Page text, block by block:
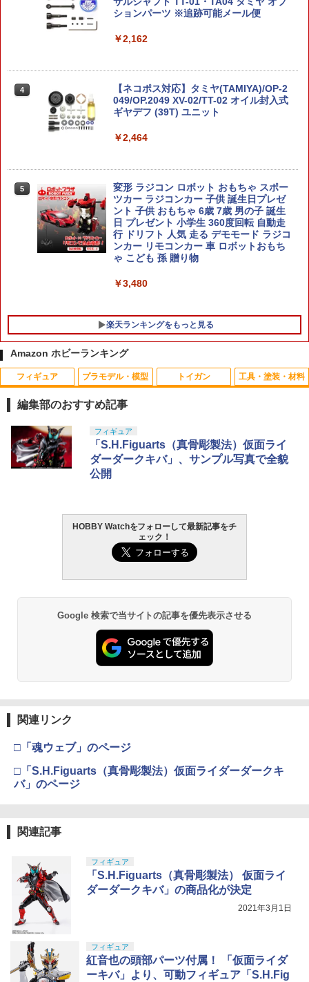
タリオ プラモデル 92147 【8月予約】
￥4,180
ヘルハウンド 1/72プラモデル〔コトブ
キヤ〕（240711予約開始）
￥4,260
￥9,651
マン The Final Season ver. 完成品フィ
ギュア 【2月予約】
AMERVERSE) バンダイスピリッツ フィ
ギュア （ZF169701）
￥9,900
東京マルイ 18歳以上用エアーコッキング
コルト M1911A1 ガバメント エアガン
エアーガン 【あす楽】
￥3,980
5
PROTEC TYPE3R(東京マルイ対応) コネ
クティブプラグ
￥1,452
ションパーツ ※追跡可能メール便
￥2,162
4
【ネコポス対応】タミヤ(TAMIYA)/OP-2
049/OP.2049 XV-02/TT-02 オイル封入式
ギヤデフ (39T) ユニット
￥2,464
5
変形 ラジコン ロボット おもちゃ スポー
ツカー ラジコンカー 子供 誕生日プレゼ
ント 子供 おもちゃ 6歳 7歳 男の子 誕生
日 プレゼント 小学生 360度回転 自動走
行 ドリフト 人気 走る デモモード ラジコ
ンカー リモコンカー 車 ロボットおもち
ゃ こども 孫 贈り物
￥3,480
楽天ランキングをもっと見る
Amazon ホビーランキング
フィギュア
タカラトミー(TAKARA TOMY) T-SPAR
K トランスフォーマー ニューレジェンズ
NL-07 サウンドウェーブ 可動フィギュア
タカラトミー(TAKARA TOMY) T-SPAR
K トランスフォーマー ニューレジェンズ
NL-06 オートボット コスモス 可動フィ
ギュア
TAMASHII NATIONS オリジン・オブ・
バルキリー 超時空要塞マクロス VF-1J
バルキリー45th Anniv. 約225mm ABS&
4
TAMASHII NATIONS S.H.フィギュアー
ツ 呪術廻戦 伏黒甚爾 約155mm PVC&A
BS製 塗装済み可動フィギュア
K トランスフォーマー ミッシングリンク
D-01 サウンドウェーブ 可動フィギュア
プラモデル・模型
タカラトミー(TAKARA TOMY) T-SPAR
K REALIZE MODEL リアライズモデル Z
OIDS ゾイド RMZ-025 ライガーゼロフ
ァルコン (ZBF) 色分け済み プラキット
Blokees スター ウォーズ マンダロリア
ン&グローグー CC05 ディン ジャリン&
グローグー ABS樹脂&PVC製 組み立て式
プラスチックモデル
BANDAI SPIRITS(バンダイ スピリッツ)
RG 機動戦士ガンダム 逆襲のシャア νガ
BANDAI SPIRITS(バンダイ スピリッツ)
30MM xEXM-000 ゼノヴァルト 1/144ス
Sachiプラモ VERTヤスリ Type-S 【プ
ロモデラー共同開発】 超極細 ガラスヤ
スリ ５点セット ガンプラ プラモデル ゲ
ート処理 模型 フィギュア［知的財産権
トイガン
東京マルイ(TOKYO MARUI) No.25 コル
ト ガバメント HG 18歳以上エアーHOP
ハンドガン
東京マルイ (TOKYO MARUI) ガスブロー
バックマシンガン No.14 20式 5.56mm
小銃 18歳以上 ガスブローバック
￥187,000
東京マルイ(TOKYO MARUI) No.21 H&K
USP HG 18歳以上エアーHOPハンドガン
￥3,409
4
￥3,815
工具・塗装・材料
GSIクレオス Mr.トップコート 水性プレ
ミアムトップコートスプレー 光沢 88ml
ホビー用仕上材 B601
LOCTITE(ロックタイト) シールはがし
プレミアム 220ml
タミヤ クラフトツールシリーズ No.123
先細薄刃ニッパー (ゲートカット用) プラ
モデル用工具 74123
型用接着剤 87003
￥184
5
￥710
編集部のおすすめ記事
フィギュア
「S.H.Figuarts（真骨彫製法）仮面ライ
ダーダークキバ」、サンプル写真で全貌
公開
HOBBY Watchをフォローして最新記事をチ
ェック！
Google 検索で当サイトの記事を優先表示させる
関連リンク
□「魂ウェブ」のページ
□「S.H.Figuarts（真骨彫製法）仮面ライダーダークキ
バ」のページ
関連記事
フィギュア
「S.H.Figuarts（真骨彫製法） 仮面ライ
ダーダークキバ」の商品化が決定
2021年3月1日
フィギュア
紅音也の頭部パーツ付属！ 「仮面ライダ
ーキバ」より、可動フィギュア「S.H.Fig